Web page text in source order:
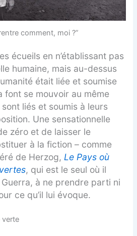
comment, moi ?”
écueils en n’établissant pas
humaine, mais au-dessus
était liée et soumise
font se mouvoir au même
liés et soumis à leurs
Une sensationnelle
zéro et de laisser le
à la fiction – comme
de Herzog, Le Pays où
vertes, qui est le seul où il
Guerra, à ne prendre parti ni
ce qu’il lui évoque.
verte